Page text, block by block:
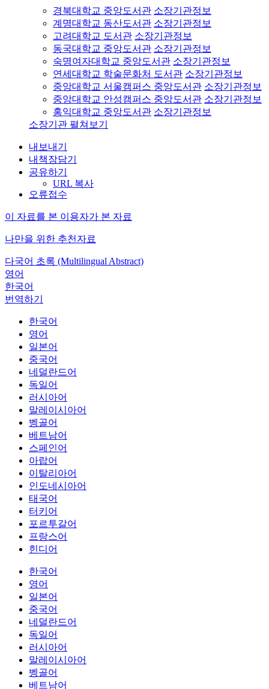
경북대학교 중앙도서관 소장기관정보
계명대학교 동산도서관 소장기관정보
고려대학교 도서관 소장기관정보
동국대학교 중앙도서관 소장기관정보
숙명여자대학교 중앙도서관 소장기관정보
연세대학교 학술문화처 도서관 소장기관정보
중앙대학교 서울캠퍼스 중앙도서관 소장기관정보
중앙대학교 안성캠퍼스 중앙도서관 소장기관정보
홍익대학교 중앙도서관 소장기관정보
소장기관 펼쳐보기
내보내기
내책장담기
공유하기
URL 복사
오류접수
이 자료를 본 이용자가 본 자료
나만을 위한 추천자료
다국어 초록 (Multilingual Abstract)
영어
한국어
번역하기
한국어
영어
일본어
중국어
네덜란드어
독일어
러시아어
말레이시아어
벵골어
베트남어
스페인어
아랍어
이탈리아어
인도네시아어
태국어
터키어
포르투갈어
프랑스어
힌디어
한국어
영어
일본어
중국어
네덜란드어
독일어
러시아어
말레이시아어
벵골어
베트남어